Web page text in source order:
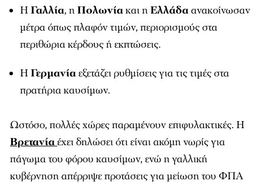
ΗΓαλλία, ηΠολωνίακαι ηΕλλάδαανακοίνωσαν
μέτρα όπως πλαφόν τιμών, περιορισμούς στα
περιθώρια κέρδους ή εκπτώσεις.
ΗΓερμανίαεξετάζει ρυθμίσεις για τις τιμές στα
πρατήρια καυσίμων.
Ωστόσο, πολλές χώρες παραμένουν επιφυλακτικές. Η
Βρετανίαέχει δηλώσει ότι είναι ακόμη νωρίς για
πάγωμα του φόρου καυσίμων, ενώ η γαλλική
κυβέρνηση απέρριψε προτάσεις για μείωση του ΦΠΑ